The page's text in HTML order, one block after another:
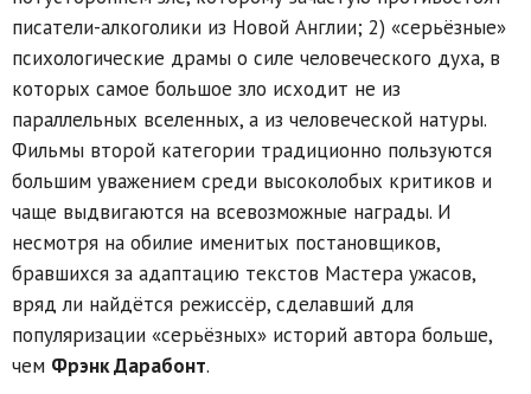
писатели-алкоголики из Новой Англии; 2) «серьёзные»
психологические драмы о силе человеческого духа, в
которых самое большое зло исходит не из
параллельных вселенных, а из человеческой натуры.
Фильмы второй категории традиционно пользуются
большим уважением среди высоколобых критиков и
чаще выдвигаются на всевозможные награды. И
несмотря на обилие именитых постановщиков,
бравшихся за адаптацию текстов Мастера ужасов,
вряд ли найдётся режиссёр, сделавший для
популяризации «серьёзных» историй автора больше,
чем Фрэнк Дарабонт.